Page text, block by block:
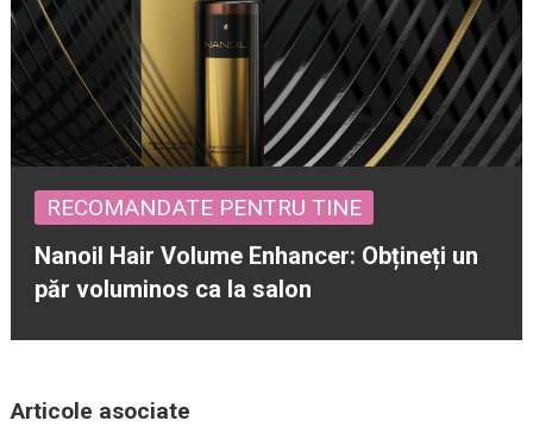
RECOMANDATE PENTRU TINE
Nanoil Hair Volume Enhancer: Obțineți un
păr voluminos ca la salon
Articole asociate